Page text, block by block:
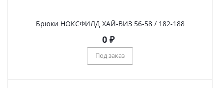
Брюки НОКСФИЛД ХАЙ-ВИЗ 56-58 / 182-188
0 ₽
Под заказ